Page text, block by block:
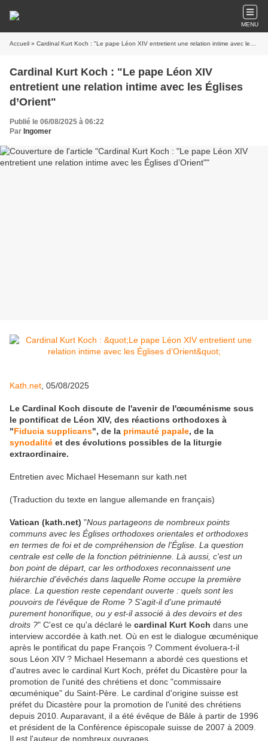
MENU
Accueil » Cardinal Kurt Koch : "Le pape Léon XIV entretient une relation intime avec les Églises d’Orient"
Cardinal Kurt Koch : "Le pape Léon XIV
entretient une relation intime avec les Églises
d’Orient"
Publié le 06/08/2025 à 06:22
Par Ingomer
Kath.net , 05/08/2025
Le Cardinal Koch discute de l'avenir de l'œcuménisme sous
le pontificat de Léon XIV, des réactions orthodoxes à
"Fiducia supplicans", de la primauté papale, de la
synodalité et des évolutions possibles de la liturgie
extraordinaire.
Entretien avec Michael Hesemann sur kath.net
(Traduction du texte en langue allemande en français)
Vatican (kath.net) "Nous partageons de nombreux points
communs avec les Églises orthodoxes orientales et orthodoxes
en termes de foi et de compréhension de l'Église. La question
centrale est celle de la fonction pétrinienne. Là aussi, c'est un
bon point de départ, car les orthodoxes reconnaissent une
hiérarchie d'évêchés dans laquelle Rome occupe la première
place. La question reste cependant ouverte : quels sont les
pouvoirs de l'évêque de Rome ? S'agit-il d'une primauté
purement honorifique, ou y est-il associé à des devoirs et des
droits ?" C'est ce qu'a déclaré le cardinal Kurt Koch dans une
interview accordée à kath.net. Où en est le dialogue œcuménique
après le pontificat du pape François ? Comment évoluera-t-il
sous Léon XIV ? Michael Hesemann a abordé ces questions et
d'autres avec le cardinal Kurt Koch, préfet du Dicastère pour la
promotion de l'unité des chrétiens et donc "commissaire
œcuménique" du Saint-Père. Le cardinal d'origine suisse est
préfet du Dicastère pour la promotion de l'unité des chrétiens
depuis 2010. Auparavant, il a été évêque de Bâle à partir de 1996
et président de la Conférence épiscopale suisse de 2007 à 2009.
Il est l'auteur de nombreux ouvrages.